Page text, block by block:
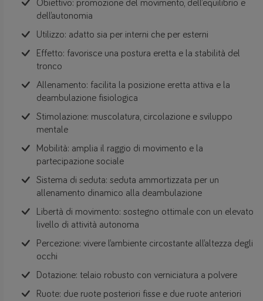
Obiettivo: promozione del movimento, dell’equilibrio e
dell’autonomia
Utilizzo: adatto sia per interni che per esterni
Effetto: favorisce una postura eretta e la stabilità del
tronco
Allenamento: facilita la posizione eretta attiva e la
deambulazione fisiologica
Stimolazione: muscolatura, circolazione e sviluppo
mentale
Mobilità: amplia il raggio di movimento e la
partecipazione sociale
Sistema di seduta: seduta ammortizzata per un
allenamento dinamico alla deambulazione
Libertà di movimento: sostegno ottimale con un elevato
livello di attività autonoma
Percezione: vivere l’ambiente circostante all’altezza degli
occhi
Dotazione: telaio robusto con verniciatura a polvere
Ruote: due ruote posteriori fisse e due ruote anteriori